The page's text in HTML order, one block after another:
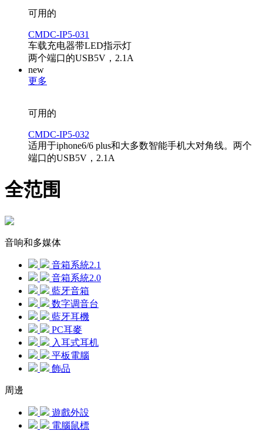
可用的
CMDC-IP5-031
车载充电器带LED指示灯
两个端口的USB5V，2.1A
new
更多
可用的
CMDC-IP5-032
适用于iphone6/6 plus和大多数智能手机大对角线。两个
端口的USB5V，2.1A
全范围
音响和多媒体
音箱系統2.1
音箱系統2.0
藍牙音箱
数字调音台
藍牙耳機
PC耳麥
入耳式耳机
平板電腦
飾品
周邊
遊戲外設
電腦鼠標